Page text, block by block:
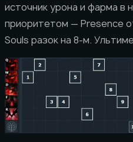
источник урона и фарма в
приоритетом — Presence
Souls разок на 8-м.